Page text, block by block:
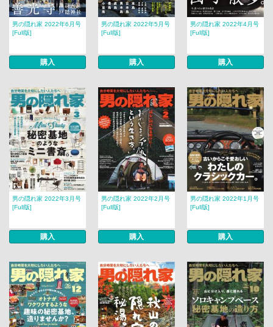
男の隠れ家 2022年6月号
[Full版]
購入
男の隠れ家 2022年5月号
[Full版]
購入
男の隠れ家 2022年4月号
[Full版]
購入
男の隠れ家 2022年3月号
[Full版]
購入
男の隠れ家 2022年2月号
[Full版]
購入
男の隠れ家 2022年1月号
[Full版]
購入